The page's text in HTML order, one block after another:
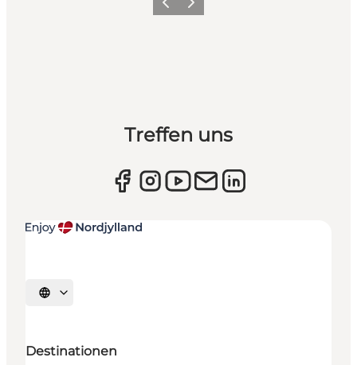
ZurückWeiter
Treffen uns
Sprache auswählen
Destinationen